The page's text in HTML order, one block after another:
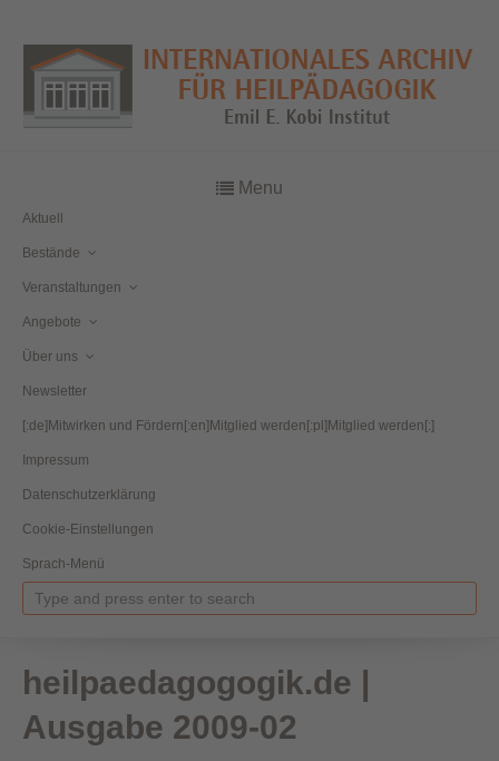
Menu
Aktuell
Bestände
Veranstaltungen
Angebote
Über uns
Newsletter
[:de]Mitwirken und Fördern[:en]Mitglied werden[:pl]Mitglied werden[:]
Impressum
Datenschutzerklärung
Cookie-Einstellungen
Sprach-Menü
heilpaedagogogik.de |
Ausgabe 2009-02